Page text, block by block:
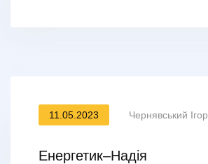
11.05.2023 Чернявський Ігор
Енергетик–Надія